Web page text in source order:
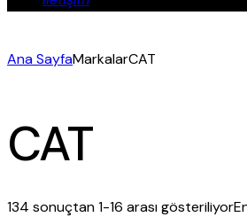
Ana SayfaMarkalarCAT
CAT
134 sonuçtan 1-16 arası gösteriliyor